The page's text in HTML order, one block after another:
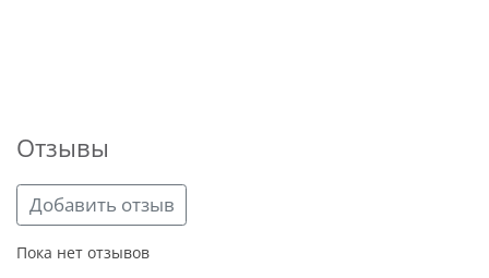
Отзывы
Добавить отзыв
Пока нет отзывов